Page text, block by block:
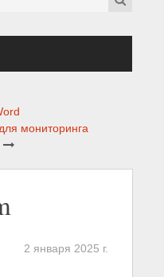
мониторинга
2 января 2025 г.